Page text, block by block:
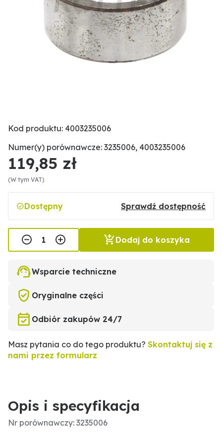
Kod produktu: 4003235006
Numer(y) porównawcze: 3235006, 4003235006
119,85 zł
(W tym VAT)
Dostępny Sprawdź dostępność
Dodaj do koszyka
Wsparcie techniczne
Oryginalne części
Odbiór zakupów 24/7
Masz pytania co do tego produktu? Skontaktuj się z
nami przez formularz
Opis i specyfikacja
Nr porównawczy: 3235006